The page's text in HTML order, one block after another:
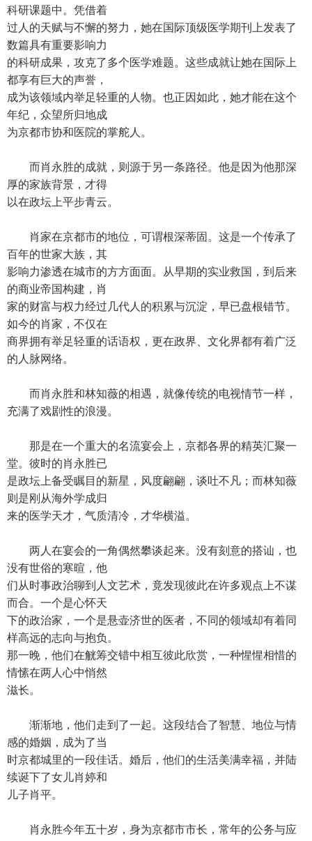
科研课题中。凭借着
过人的天赋与不懈的努力，她在国际顶级医学期刊上发表了
数篇具有重要影响力
的科研成果，攻克了多个医学难题。这些成就让她在国际上
都享有巨大的声誉，
成为该领域内举足轻重的人物。也正因如此，她才能在这个
年纪，众望所归地成
为京都市协和医院的掌舵人。
而肖永胜的成就，则源于另一条路径。他是因为他那深
厚的家族背景，才得
以在政坛上平步青云。
肖家在京都市的地位，可谓根深蒂固。这是一个传承了
百年的世家大族，其
影响力渗透在城市的方方面面。从早期的实业救国，到后来
的商业帝国构建，肖
家的财富与权力经过几代人的积累与沉淀，早已盘根错节。
如今的肖家，不仅在
商界拥有举足轻重的话语权，更在政界、文化界都有着广泛
的人脉网络。
而肖永胜和林知薇的相遇，就像传统的电视情节一样，
充满了戏剧性的浪漫。
那是在一个重大的名流宴会上，京都各界的精英汇聚一
堂。彼时的肖永胜已
是政坛上备受瞩目的新星，风度翩翩，谈吐不凡；而林知薇
则是刚从海外学成归
来的医学天才，气质清冷，才华横溢。
两人在宴会的一角偶然攀谈起来。没有刻意的搭讪，也
没有世俗的寒暄，他
们从时事政治聊到人文艺术，竟发现彼此在许多观点上不谋
而合。一个是心怀天
下的政治家，一个是悬壶济世的医者，不同的领域却有着同
样高远的志向与抱负。
那一晚，他们在觥筹交错中相互彼此欣赏，一种惺惺相惜的
情愫在两人心中悄然
滋长。
渐渐地，他们走到了一起。这段结合了智慧、地位与情
感的婚姻，成为了当
时京都城里的一段佳话。婚后，他们的生活美满幸福，并陆
续诞下了女儿肖婷和
儿子肖平。
肖永胜今年五十岁，身为京都市市长，常年的公务与应